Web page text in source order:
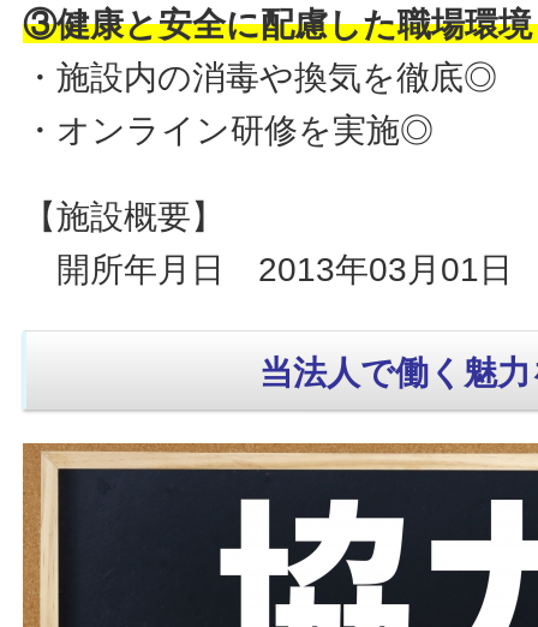
③健康と安全に配慮した職場環
・施設内の消毒や換気を徹底◎
・オンライン研修を実施◎
【施設概要】
開所年月日 2013年03月01日
当法人で働く魅